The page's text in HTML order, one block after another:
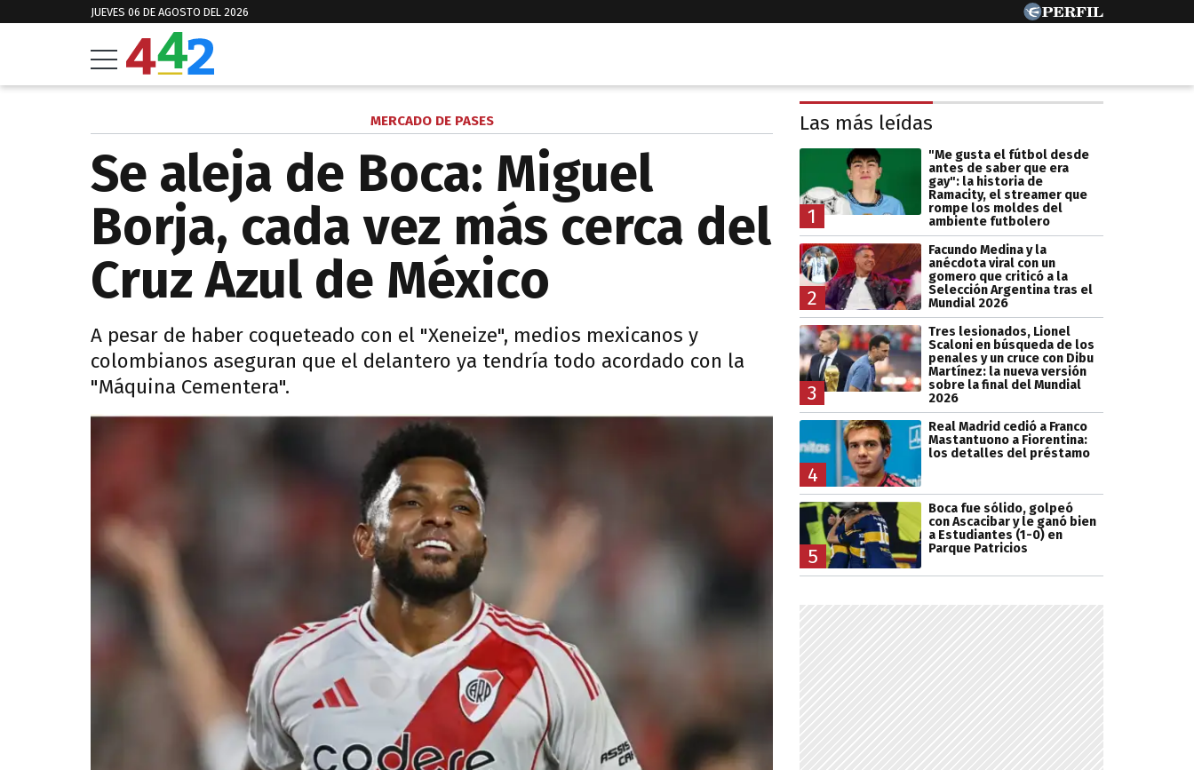
JUEVES 06 DE AGOSTO DEL 2026
MERCADO DE PASES
Se aleja de Boca: Miguel
Borja, cada vez más cerca del
Cruz Azul de México
A pesar de haber coqueteado con el "Xeneize", medios mexicanos y
colombianos aseguran que el delantero ya tendría todo acordado con la
"Máquina Cementera".
Las más leídas
1
"Me gusta el fútbol desde
antes de saber que era
gay": la historia de
Ramacity, el streamer que
rompe los moldes del
ambiente futbolero
2
Facundo Medina y la
anécdota viral con un
gomero que criticó a la
Selección Argentina tras el
Mundial 2026
3
Tres lesionados, Lionel
Scaloni en búsqueda de los
penales y un cruce con Dibu
Martínez: la nueva versión
sobre la final del Mundial
2026
4
Real Madrid cedió a Franco
Mastantuono a Fiorentina:
los detalles del préstamo
5
Boca fue sólido, golpeó
con Ascacibar y le ganó bien
a Estudiantes (1-0) en
Parque Patricios